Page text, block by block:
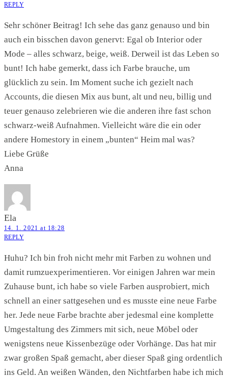
REPLY
Sehr schöner Beitrag! Ich sehe das ganz genauso und bin
auch ein bisschen davon genervt: Egal ob Interior oder
Mode – alles schwarz, beige, weiß. Derweil ist das Leben so
bunt! Ich habe gemerkt, dass ich Farbe brauche, um
glücklich zu sein. Im Moment suche ich gezielt nach
Accounts, die diesen Mix aus bunt, alt und neu, billig und
teuer genauso zelebrieren wie die anderen ihre fast schon
schwarz-weiß Aufnahmen. Vielleicht wäre die ein oder
andere Homestory in einem „bunten“ Heim mal was?
Liebe Grüße
Anna
Ela
14. 1. 2021 at 18:28
REPLY
Huhu? Ich bin froh nicht mehr mit Farben zu wohnen und
damit rumzuexperimentieren. Vor einigen Jahren war mein
Zuhause bunt, ich habe so viele Farben ausprobiert, mich
schnell an einer sattgesehen und es musste eine neue Farbe
her. Jede neue Farbe brachte aber jedesmal eine komplette
Umgestaltung des Zimmers mit sich, neue Möbel oder
wenigstens neue Kissenbezüge oder Vorhänge. Das hat mir
zwar großen Spaß gemacht, aber dieser Spaß ging ordentlich
ins Geld. An weißen Wänden, den Nichtfarben habe ich mich